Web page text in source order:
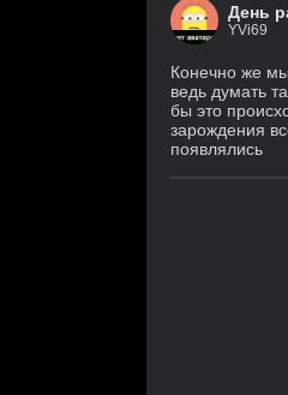
День
YVi69
Конечно же
ведь думать
бы это
зарождения
появлялись